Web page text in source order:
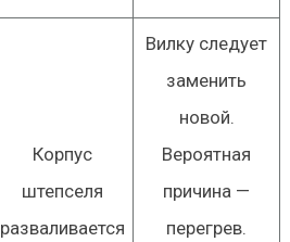
Корпус
штепселя
разваливается
Вилку следует
заменить
новой.
Вероятная
причина —
перегрев.